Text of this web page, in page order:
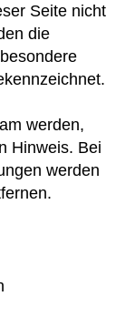
Seite nicht
die
werden,
Hinweis. Bei
werden